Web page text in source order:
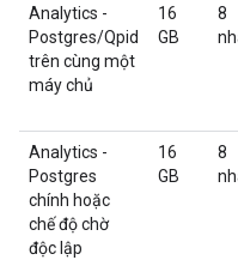
Analytics -
Postgres/Qpid
trên cùng một
máy chủ
16
GB
8
Analytics -
Postgres
chính hoặc
chế độ chờ
độc lập
16
GB
8